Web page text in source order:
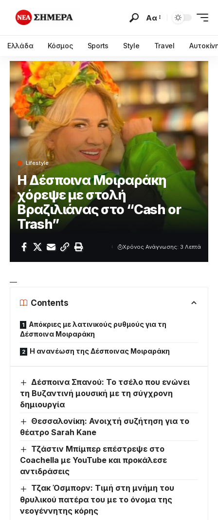
Αα
Ελλάδα Κόσμος Sports Style Travel
Lifestyle
Η Δέσποινα Μοιραράκη
χόρεψε με στολή
Βραζιλιάνας στο “Cash or
Trash”
Χρόνος Ανάγνωσης: 3 Λεπτά
—
Contents
Απόκριες με λατινικούς ρυθμούς για τη
Δέσποινα Μοιραράκη
Η ανανέωση της Δέσποινας Μοιραράκη
Δέσποινα Σπανού: Το τσέλο που ενώνει
τη Βυζαντινή μουσική με τη σύγχρονη
δημιουργία
Θεσσαλονίκη: Ανοιχτή συζήτηση για το
θέατρο Sarah Kane
Τζάστιν Μπίμπερ επέστρεψε στο
Coachella με YouTube και προκάλεσε
αντιδράσεις
Τζακ Όσμπορν: Τιμή στη μνήμη του
θρυλικού πατέρα του με το όνομα της
νεογέννητης κόρης